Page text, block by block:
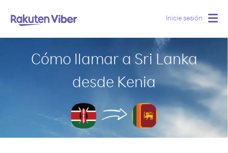
Inicie sesión
Cómo llamar a Sri Lanka
desde Kenia